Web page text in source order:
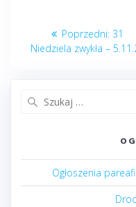
Nawigacja
wpisu
Poprzedni:
post:
31
Niedziela zwykła –
Ogłoszenia